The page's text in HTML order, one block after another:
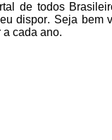
de todos
dispor. Seja bem
cada ano.